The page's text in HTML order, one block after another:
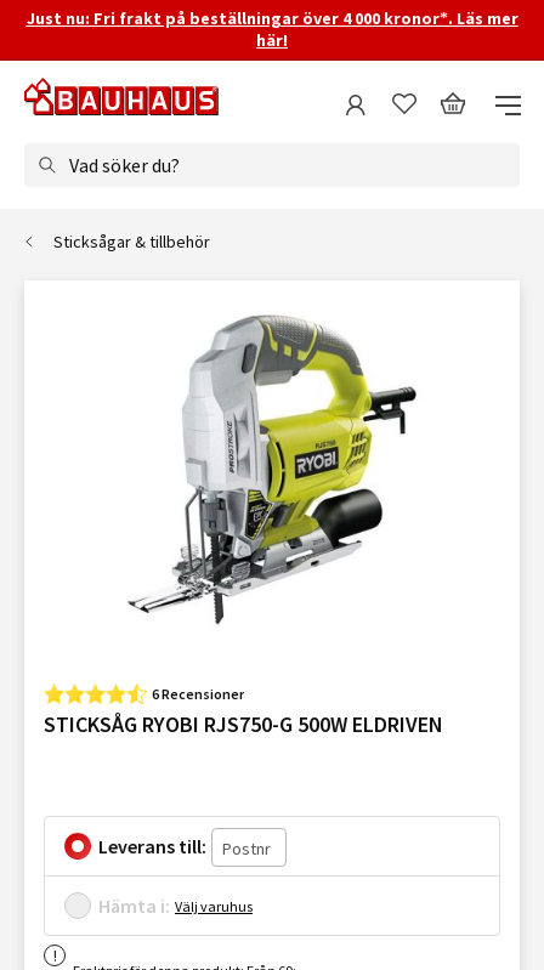
Just nu: Fri frakt på beställningar över 4 000 kronor*. Läs mer
här!
Vad söker du?
Sticksågar & tillbehör
6 Recensioner
STICKSÅG RYOBI RJS750-G 500W ELDRIVEN
Leverans till:
Hämta i: Välj varuhus